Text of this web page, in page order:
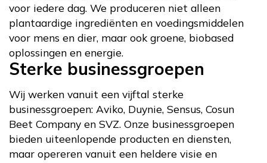
voor iedere dag. We produceren niet alleen
plantaardige ingrediënten en voedingsmiddelen
voor mens en dier, maar ook groene, biobased
oplossingen en energie.
Sterke businessgroepen
Wij werken vanuit een vijftal sterke
businessgroepen: Aviko, Duynie, Sensus, Cosun
Beet Company en SVZ. Onze businessgroepen
bieden uiteenlopende producten en diensten,
maar opereren vanuit een heldere visie en